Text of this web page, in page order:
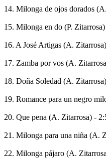
14. Milonga de ojos dorados
15. Milonga en do (P.
16. A José Artigas (A.
17. Zamba por vos (A.
18. Doña Soledad (A.
19. Romance para un negro
20. Que pena (A. Zitarrosa) -
21. Milonga para una niña (A.
22. Milonga pájaro (A.